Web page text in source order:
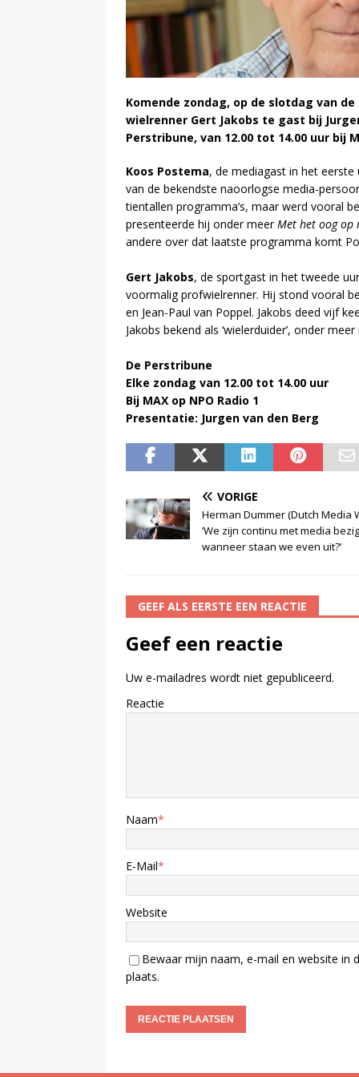
Komende zondag, op de slotdag van
wielrenner Gert Jakobs te gast bij
Perstribune, van 12.00 tot 14.00 uur bij
Koos Postema, de mediagast in het eerste
van de bekendste naoorlogse media-
tientallen programma’s, maar werd vooral
presenteerde hij onder meerMet het oog op
andere over dat laatste programma komt
Gert Jakobs, de sportgast in het tweede
voormalig profwielrenner. Hij stond vooral
en Jean-Paul van Poppel. Jakobs deed vijf
Jakobs bekend als ‘wielerduider’, onder
De Perstribune
Elke zondag van 12.00 tot 14.00 uur
Bij MAX op NPO Radio 1
Presentatie: Jurgen van den Berg
VORIGE
Herman Dummer (Dutch Media
’We zijn continu met media
wanneer staan we even uit?’
GEEF ALS EERSTE EEN REACTIE
Geef een reactie
Uw e-mailadres wordt niet gepubliceerd.
Reactie
Naam*
E-Mail*
Website
Bewaar mijn naam, e-mail en website in
plaats.